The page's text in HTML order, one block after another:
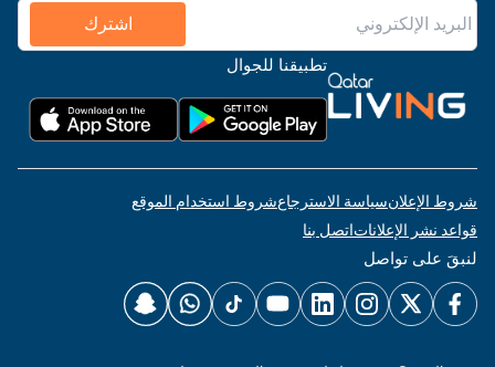
اشترك
تطبيقنا للجوال
شروط الإعلانسياسة الاسترجاعشروط استخدام الموقع
قواعد نشر الإعلاناتاتصل بنا
لنبقَ على تواصل